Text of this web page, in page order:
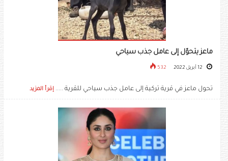
ماعز يتحوّل إلى عامل جذب سياحي
532
تحول ماعز في قرية تركية إلى عامل جذب سياحي للقرية ..... إقرأ المزيد